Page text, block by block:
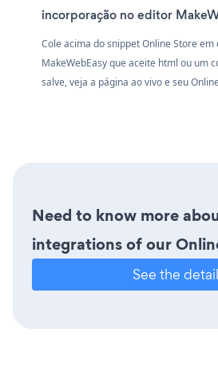
incorporação no editor
Cole acima do snippet Online Store
MakeWebEasy que aceite html ou um
salve, veja a página ao vivo e seu
Need to know more
integrations of our
See the